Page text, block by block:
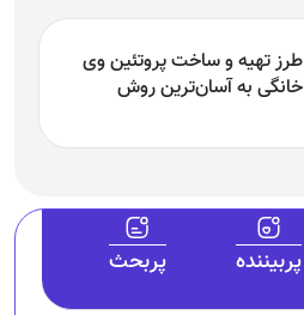
طرز تهیه و ساخت پروتئین وی
خانگی به آسان‌ترین روش
پربیننده پربحث